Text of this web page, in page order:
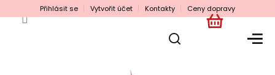
na
Přihlásit se Vytvořit účet Kontakty Ceny dopravy
NÁKUPNÍ